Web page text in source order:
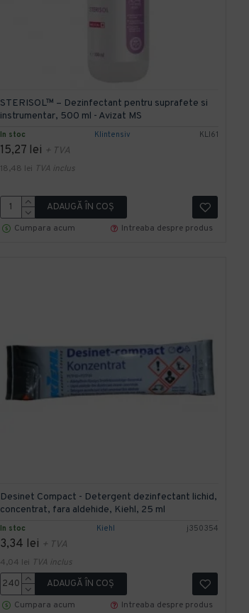
In stoc Klintensiv KLI61
STERISOL™ – Dezinfectant pentru suprafete si
instrumentar, 500 ml - Avizat MS
15,27 lei + TVA
18,48 lei TVA inclus
ADAUGĂ ÎN COŞ
Cumpara acum
Intreaba despre produs
In stoc Kiehl j350354
Desinet Compact - Detergent dezinfectant lichid,
concentrat, fara aldehide, Kiehl, 25 ml
3,34 lei + TVA
4,04 lei TVA inclus
ADAUGĂ ÎN COŞ
Cumpara acum
Intreaba despre produs